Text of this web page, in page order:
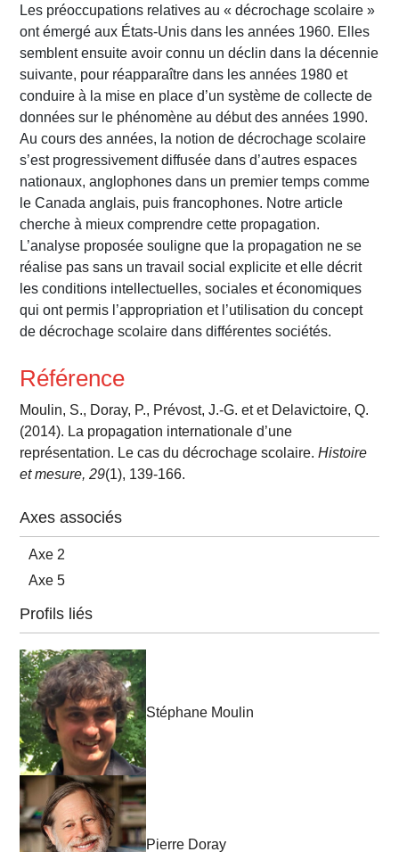
Les préoccupations relatives au « décrochage scolaire »
ont émergé aux États-Unis dans les années 1960. Elles
semblent ensuite avoir connu un déclin dans la décennie
suivante, pour réapparaître dans les années 1980 et
conduire à la mise en place d’un système de collecte de
données sur le phénomène au début des années 1990.
Au cours des années, la notion de décrochage scolaire
s’est progressivement diffusée dans d’autres espaces
nationaux, anglophones dans un premier temps comme
le Canada anglais, puis francophones. Notre article
cherche à mieux comprendre cette propagation.
L’analyse proposée souligne que la propagation ne se
réalise pas sans un travail social explicite et elle décrit
les conditions intellectuelles, sociales et économiques
qui ont permis l’appropriation et l’utilisation du concept
de décrochage scolaire dans différentes sociétés.
Référence
Moulin, S., Doray, P., Prévost, J.-G. et et Delavictoire, Q.
(2014). La propagation internationale d’une
représentation. Le cas du décrochage scolaire.Histoire
et mesure, 29(1), 139-166.
Axes associés
Axe 2
Axe 5
Profils liés
Stéphane Moulin
Pierre Doray